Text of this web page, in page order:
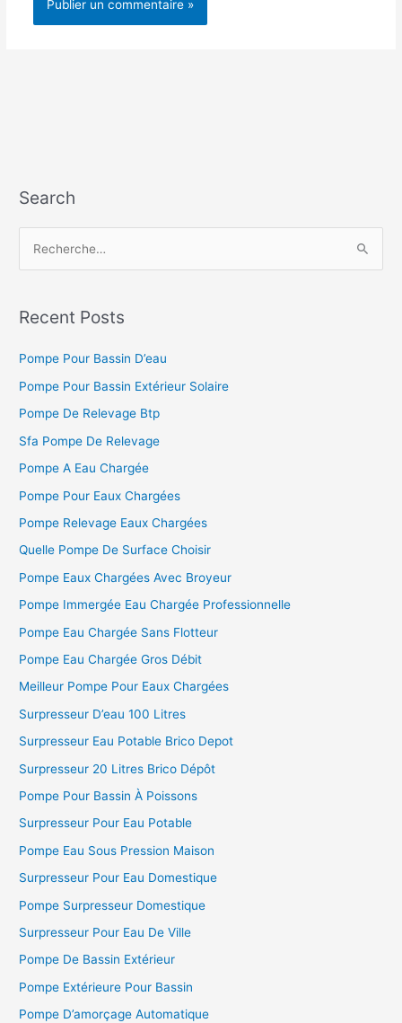
Search
h
r
c
h
:
Recent Posts
Pompe Pour Bassin D’eau
Pompe Pour Bassin Extérieur Solaire
Pompe De Relevage Btp
Sfa Pompe De Relevage
Pompe A Eau Chargée
Pompe Pour Eaux Chargées
Pompe Relevage Eaux Chargées
Quelle Pompe De Surface Choisir
Pompe Eaux Chargées Avec Broyeur
Pompe Immergée Eau Chargée Professionnelle
Pompe Eau Chargée Sans Flotteur
Pompe Eau Chargée Gros Débit
Meilleur Pompe Pour Eaux Chargées
Surpresseur D’eau 100 Litres
Surpresseur Eau Potable Brico Depot
Surpresseur 20 Litres Brico Dépôt
Pompe Pour Bassin À Poissons
Surpresseur Pour Eau Potable
Pompe Eau Sous Pression Maison
Surpresseur Pour Eau Domestique
Pompe Surpresseur Domestique
Surpresseur Pour Eau De Ville
Pompe De Bassin Extérieur
Pompe Extérieure Pour Bassin
Pompe D’amorçage Automatique